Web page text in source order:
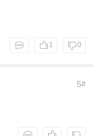
0
1
5#